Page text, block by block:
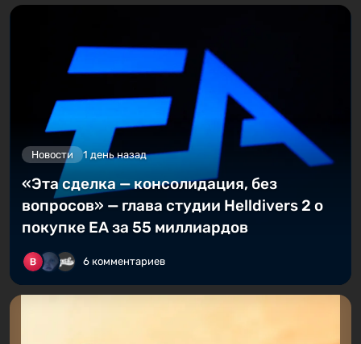
Новости 1 день назад
«Эта сделка — консолидация, без
вопросов» — глава студии Helldivers 2 о
покупке EA за 55 миллиардов
6 комментариев